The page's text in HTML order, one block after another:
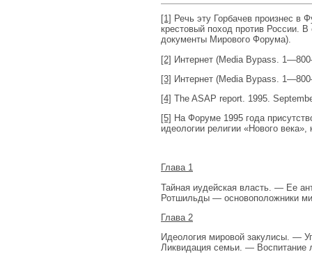
[1] Речь эту Горбачев произнес в
крестовый поход против России.
документы Мирового Форума).
[2] Интернет (Media Bypass.
[3] Интернет (Media Bypass.
[4] The ASAP report. 1995.
[5] На Форуме 1995 года
идеологии религии «Нового
Глава 1
Тайная иудейская власть. — Ее
Ротшильды — основоположники
Глава 2
Идеология мировой закулисы. —
Ликвидация семьи. — Воспитание